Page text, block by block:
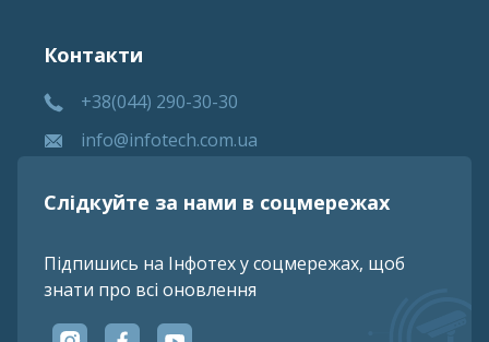
Контакти
+38(044) 290-30-30
info@infotech.com.ua
Слідкуйте за нами в соцмережах
Підпишись на Інфотех у соцмережах, щоб
знати про всі оновлення